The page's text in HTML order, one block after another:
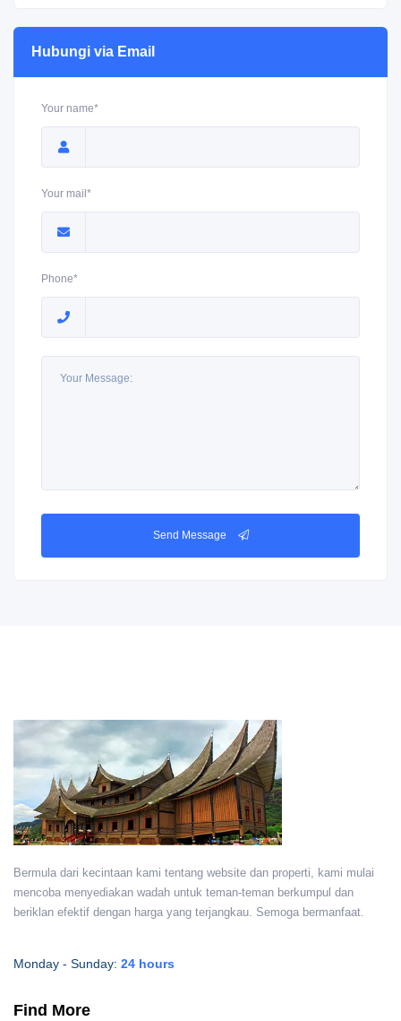
Hubungi via Email
Your name*
Your mail*
Phone*
Send Message
Bermula dari kecintaan kami tentang website dan properti, kami mulai
mencoba menyediakan wadah untuk teman-teman berkumpul dan
beriklan efektif dengan harga yang terjangkau. Semoga bermanfaat.
Monday - Sunday: 24 hours
Find More